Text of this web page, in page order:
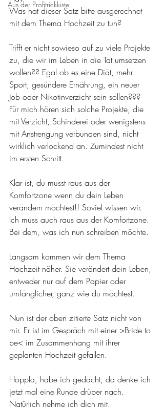
Aus der Profitrickkiste
Was hat dieser Satz bitte ausgerechnet
mit dem Thema Hochzeit zu tun?
Trifft er nicht sowieso auf zu viele Projekte
zu, die wir im Leben in die Tat umsetzen
wollen?? Egal ob es eine Diät, mehr
Sport, gesündere Ernährung, ein neuer
Job oder Nikotinverzicht sein sollen???
Für mich hören sich solche Projekte, die
mit Verzicht, Schinderei oder wenigstens
mit Anstrengung verbunden sind, nicht
wirklich verlockend an. Zumindest nicht
im ersten Schritt.
Klar ist, du musst raus aus der
Komfortzone wenn du dein Leben
verändern möchtest!! Soviel wissen wir.
Ich muss auch raus aus der Komfortzone.
Bei dem, was ich nun schreiben möchte.
Langsam kommen wir dem Thema
Hochzeit näher. Sie verändert dein Leben,
entweder nur auf dem Papier oder
umfänglicher, ganz wie du möchtest.
Nun ist der oben zitierte Satz nicht von
mir. Er ist im Gespräch mit einer >Bride to
be< im Zusammenhang mit ihrer
geplanten Hochzeit gefallen.
Hoppla, habe ich gedacht, da denke ich
jetzt mal eine Runde drüber nach.
Natürlich nehme ich dich mit.